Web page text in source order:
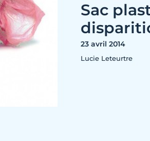
Sac
23 avril 2014
Lucie Leteurtre